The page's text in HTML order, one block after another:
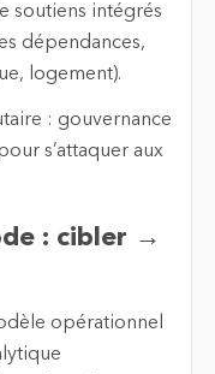
soutiens intégrés
dépendances,
logement).
: gouvernance
s’attaquer aux
: cibler →
opérationnel